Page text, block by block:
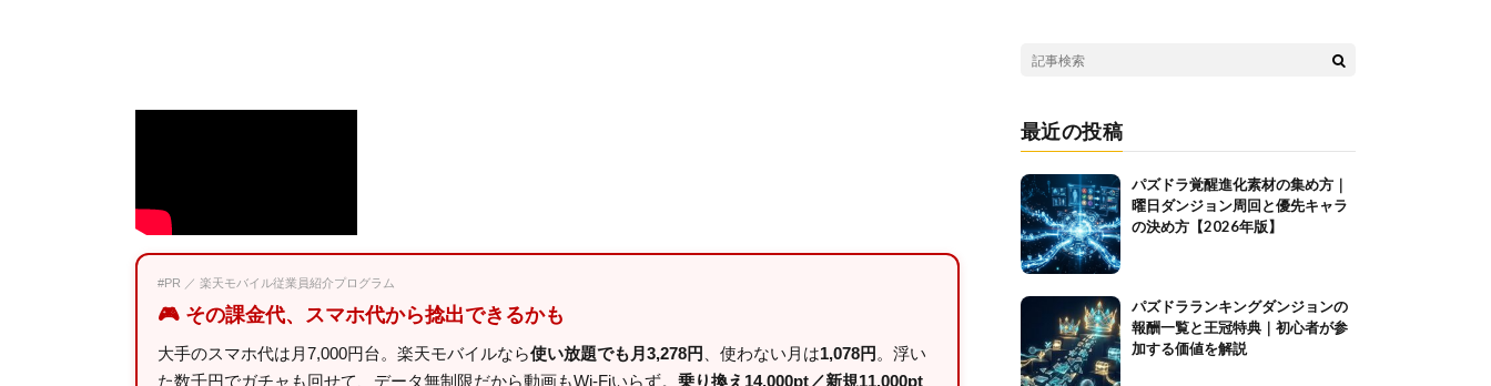
#PR ／ 楽天モバイル従業員紹介プログラム
🎮 その課金代、スマホ代から捻出できるかも
大手のスマホ代は月7,000円台。楽天モバイルなら使い放題でも月3,278円 、使わない月は1,078円 。浮い
た数千円でガチャも回せて、データ無制限だから動画もWi-Fiいらず。 乗り換え14,000pt／新規11,000pt
最近の投稿
パズドラ覚醒進化素材の集め方｜
曜日ダンジョン周回と優先キャラ
の決め方【2026年版】
パズドラランキングダンジョンの
報酬一覧と王冠特典｜初心者が参
加する価値を解説